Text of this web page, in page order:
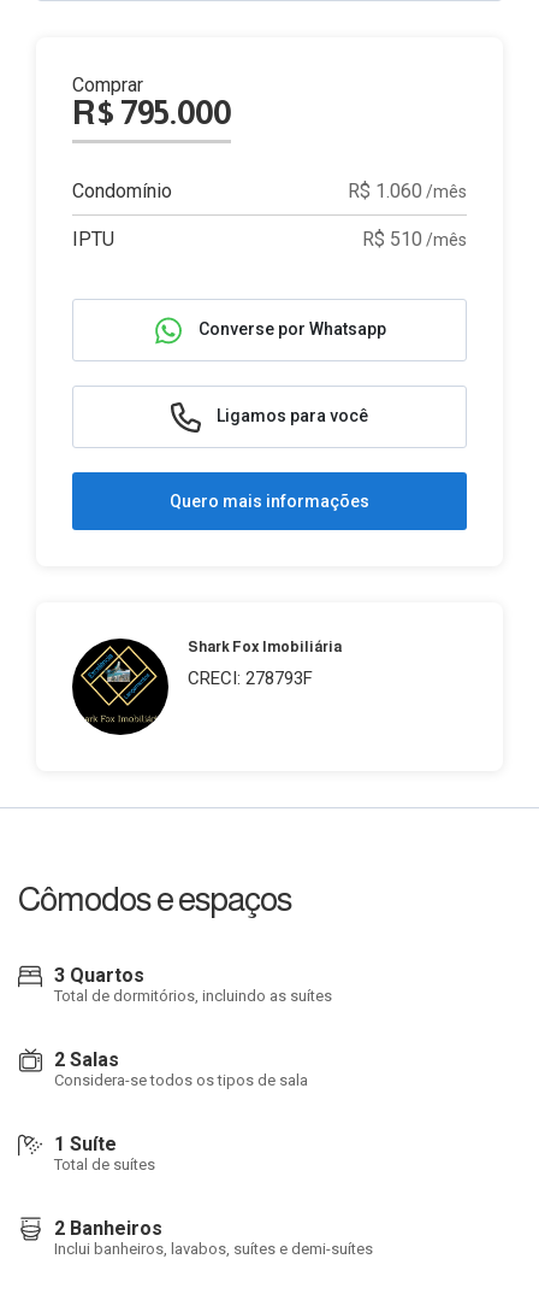
Comprar
R$ 795.000
Condomínio R$ 1.060 /mês
IPTU R$ 510 /mês
Converse por Whatsapp
Ligamos para você
Quero mais informações
Shark Fox Imobiliária
CRECI: 278793F
Cômodos e espaços
3 Quartos
Total de dormitórios, incluindo as suítes
2 Salas
Considera-se todos os tipos de sala
1 Suíte
Total de suítes
2 Banheiros
Inclui banheiros, lavabos, suítes e demi-suítes